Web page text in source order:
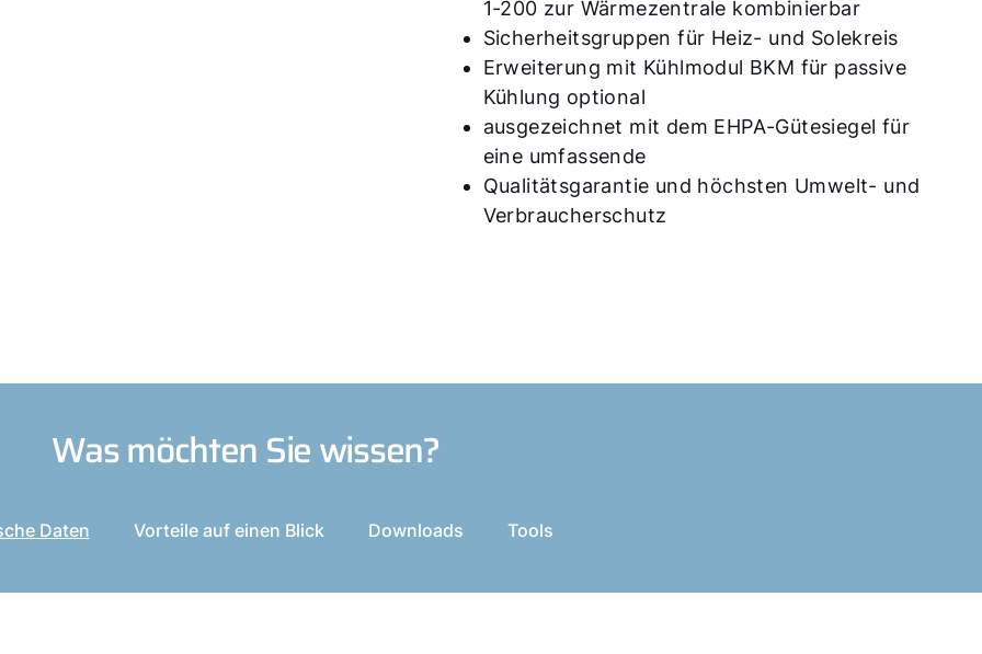
1-200 zur Wärmezentrale kombinierbar
Sicherheitsgruppen für Heiz- und Solekreis
Erweiterung mit Kühlmodul BKM für passive
Kühlung optional
ausgezeichnet mit dem EHPA-Gütesiegel für
eine umfassende
Qualitätsgarantie und höchsten Umwelt- und
Verbraucherschutz
Was möchten Sie wissen?
Daten Vorteile auf einen Blick Downloads Tools